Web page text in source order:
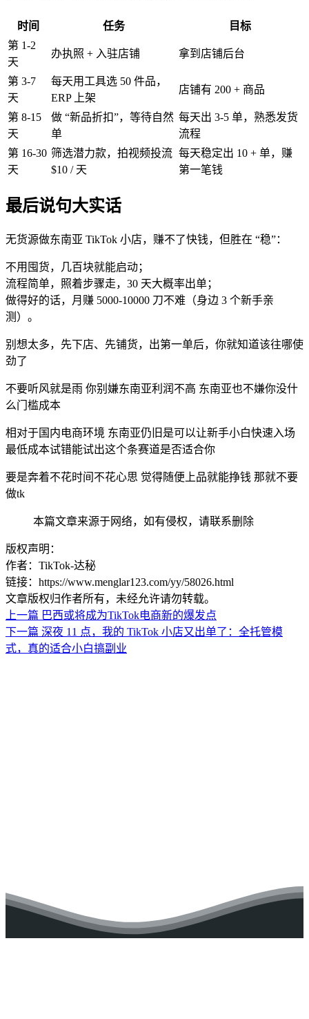
时间 任务
目标
第 1-2
天
办执照 + 入驻店铺 拿到店铺后台
第 3-7
天
每天用工具选 50 件品，
ERP 上架
店铺有 200 + 商品
第 8-15
天
做 “新品折扣”，等待自然
单
每天出 3-5 单，熟悉发货
流程
第 16-30
天
筛选潜力款，拍视频投流
$10 / 天
每天稳定出 10 + 单，赚
第一笔钱
最后说句大实话
无货源做东南亚 TikTok 小店，赚不了快钱，但胜在 “稳”：
不用囤货，几百块就能启动；
流程简单，照着步骤走，30 天大概率出单；
做得好的话，月赚 5000-10000 刀不难（身边 3 个新手亲
测）。
别想太多，先下店、先铺货，出第一单后，你就知道该往哪使
劲了
不要听风就是雨 你别嫌东南亚利润不高 东南亚也不嫌你没什
么门槛成本
相对于国内电商环境 东南亚仍旧是可以让新手小白快速入场
最低成本试错能试出这个条赛道是否适合你
要是奔着不花时间不花心思 觉得随便上品就能挣钱 那就不要
做tk
本篇文章来源于网络，如有侵权，请联系删除
版权声明：
作者：TikTok-达秘
链接：https://www.menglar123.com/yy/58026.html
文章版权归作者所有，未经允许请勿转载。
上一篇 巴西或将成为TikTok电商新的爆发点
下一篇 深夜 11 点，我的 TikTok 小店又出单了：全托管模
式，真的适合小白搞副业